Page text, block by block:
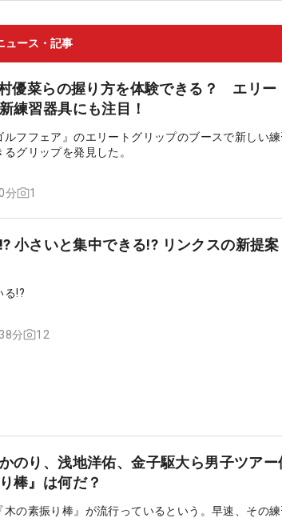
ュース・記事
優菜らの握り方を体験できる？ エリー
練習器具にも注目！
フフェア』のエリートグリップのブースで新しい
グリップを発見した。
分
1
小さいと集中できる!? リンクスの新提案
る!?
分
12
のり、浅地洋佑、金子駆大ら男子ツア
棒』は何だ？
の素振り棒』が流行っているという。早速、その